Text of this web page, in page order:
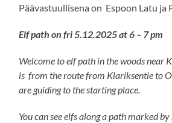
Päävastuullisena on Espoon Latu ja
Elf path on fri 5.12.2025 at 6 – 7 pm
Welcome to elf path in the woods near
is from the route from Klariksentie to
are guiding to the starting place.
You can see elfs along a path marked